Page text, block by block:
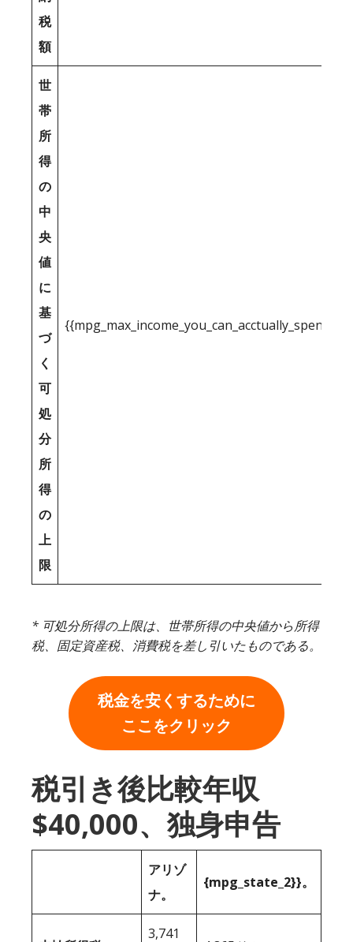
税
額
世
帯
所
得
の
中
央
値
に
基
づ
く
可
処
分
所
得
の
上
限
* 可処分所得の上限は、世帯所得の中央値から所得
税、固定資産税、消費税を差し引いたものである。
税金を安くするために
ここをクリック
税引き後比較年収
$40,000、独身申告
アリゾ
ナ。
{mpg_state_2}}。
3,741